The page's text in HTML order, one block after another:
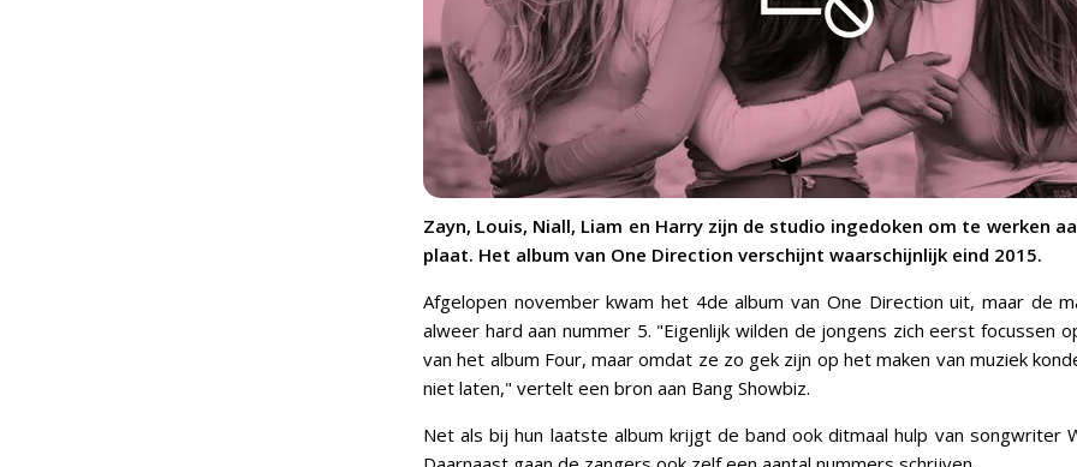
Zayn, Louis, Niall, Liam en Harry zijn de studio ingedoken om te werken
plaat. Het album van One Direction verschijnt waarschijnlijk eind 2015.
Afgelopen november kwam het 4de album van One Direction uit, maar de
alweer hard aan nummer 5. "Eigenlijk wilden de jongens zich eerst focussen
van het album Four, maar omdat ze zo gek zijn op het maken van muziek
niet laten," vertelt een bron aan Bang Showbiz.
Net als bij hun laatste album krijgt de band ook ditmaal hulp van songwriter